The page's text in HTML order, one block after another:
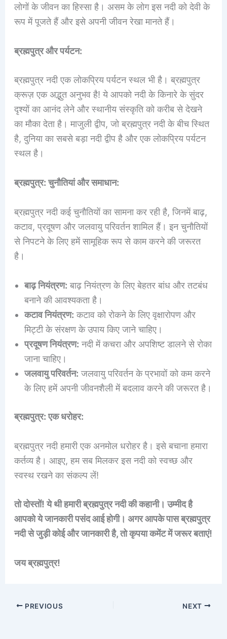
लोगों के जीवन का हिस्सा है। असम के लोग इस नदी को देवी के
रूप में पूजते हैं और इसे अपनी जीवन रेखा मानते हैं।
ब्रह्मपुत्र और पर्यटन:
ब्रह्मपुत्र नदी एक लोकप्रिय पर्यटन स्थल भी है। ब्रह्मपुत्र
क्रूज़ एक अद्भुत अनुभव है! ये आपको नदी के किनारे के सुंदर
दृश्यों का आनंद लेने और स्थानीय संस्कृति को करीब से देखने
का मौका देता है। माजुली द्वीप, जो ब्रह्मपुत्र नदी के बीच स्थित
है, दुनिया का सबसे बड़ा नदी द्वीप है और एक लोकप्रिय पर्यटन
स्थल है।
ब्रह्मपुत्र: चुनौतियां और समाधान:
ब्रह्मपुत्र नदी कई चुनौतियों का सामना कर रही है, जिनमें बाढ़,
कटाव, प्रदूषण और जलवायु परिवर्तन शामिल हैं। इन चुनौतियों
से निपटने के लिए हमें सामूहिक रूप से काम करने की जरूरत
है।
बाढ़ नियंत्रण: बाढ़ नियंत्रण के लिए बेहतर बांध और तटबंध
बनाने की आवश्यकता है।
कटाव नियंत्रण: कटाव को रोकने के लिए वृक्षारोपण और
मिट्टी के संरक्षण के उपाय किए जाने चाहिए।
प्रदूषण नियंत्रण: नदी में कचरा और अपशिष्ट डालने से रोका
जाना चाहिए।
जलवायु परिवर्तन: जलवायु परिवर्तन के प्रभावों को कम करने
के लिए हमें अपनी जीवनशैली में बदलाव करने की जरूरत है।
ब्रह्मपुत्र: एक धरोहर:
ब्रह्मपुत्र नदी हमारी एक अनमोल धरोहर है। इसे बचाना हमारा
कर्तव्य है। आइए, हम सब मिलकर इस नदी को स्वच्छ और
स्वस्थ रखने का संकल्प लें!
तो दोस्तों! ये थी हमारी ब्रह्मपुत्र नदी की कहानी। उम्मीद है
आपको ये जानकारी पसंद आई होगी। अगर आपके पास ब्रह्मपुत्र
नदी से जुड़ी कोई और जानकारी है, तो कृपया कमेंट में जरूर बताएं!
जय ब्रह्मपुत्र!
PREVIOUS NEXT